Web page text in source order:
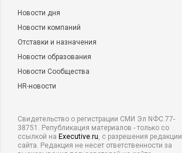
Новости дня
Новости компаний
Отставки и назначения
Новости образования
Новости Сообщества
HR-новости
Свидетельство о регистрации СМИ Эл NФС 77-
38751. Републикация материалов - только со
ссылкой на Executive.ru, с разрешения редакции
сайта. Редакция не несет ответственности за